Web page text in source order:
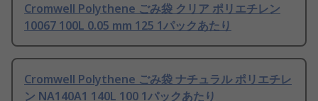
Cromwell Polythene ごみ袋 クリア ポリエチレン
10067 100L 0.05 mm 125 1パックあたり
Cromwell Polythene ごみ袋 ナチュラル ポリエチレ
ン NA140A1 140L 100 1パックあたり